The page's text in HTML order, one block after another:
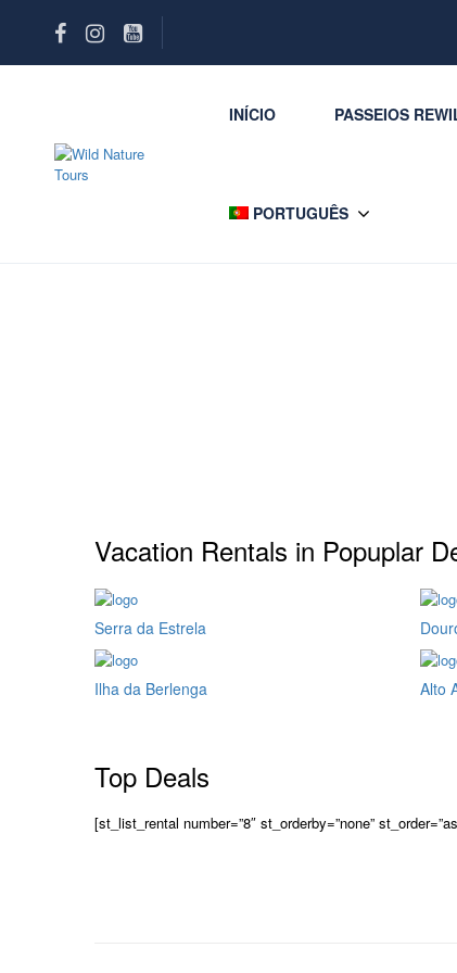
INÍCIO PASSEIOS
PORTUGUÊS
Vacation Rentals in Popuplar
Serra da Estrela
Ilha da Berlenga Alto
Top Deals
[st_list_rental number=”8″ st_orderby=”none”